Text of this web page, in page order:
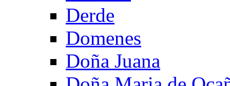
Derde
Domenes
Doña Juana